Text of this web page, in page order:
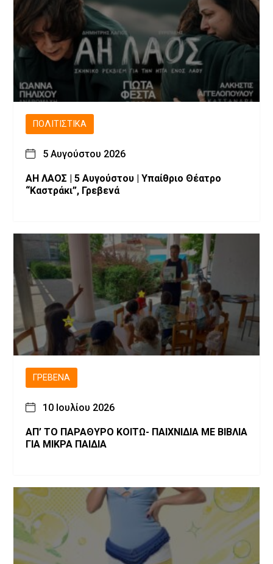
ΠΟΛΙΤΙΣΤΙΚΆ
5 Αυγούστου 2026
ΑΗ ΛΑΟΣ | 5 Αυγούστου | Υπαίθριο Θέατρο
“Καστράκι”, Γρεβενά
ΓΡΕΒΕΝΆ
10 Ιουλίου 2026
ΑΠ’ ΤΟ ΠΑΡΑΘΥΡΟ ΚΟΙΤΩ- ΠΑΙΧΝΙΔΙΑ ΜΕ ΒΙΒΛΙΑ
ΓΙΑ ΜΙΚΡΑ ΠΑΙΔΙΑ